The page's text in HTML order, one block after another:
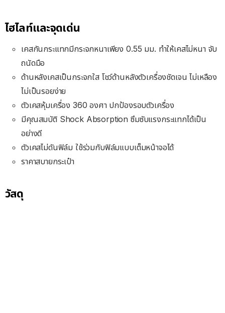
ไฮไลท์และจุดเด่น
เคสกันกระแทกมีกระจกหนาเพียง 0.55 มม. ทำให้เคสไม่หนา จับ
ถนัดมือ
ด้านหลังเคสเป็นกระจกใส โชว์ด้านหลังตัวเครื่องชัดเจน ไม่เหลือง
ไม่เป็นรอยง่าย
ตัวเคสหุ้มเครื่อง 360 องศา ปกป้องรอบตัวเครื่อง
มีคุณสมบัติ Shock Absorption ซึมซับแรงกระแทกได้เป็น
อย่างดี
ตัวเคสไม่ดันฟิล์ม ใช้ร่วมกับฟิล์มแบบเต็มหน้าจอได้
ราคาสบายกระเป๋า
วัสดุ